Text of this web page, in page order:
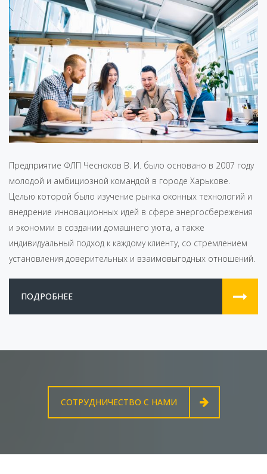
Предприятие ФЛП Чесноков В. И. было основано в 2007 году
молодой и амбициозной командой в городе Харькове.
Целью которой было изучение рынка оконных технологий и
внедрение инновационных идей в сфере энергосбережения
и экономии в создании домашнего уюта, а также
индивидуальный подход к каждому клиенту, со стремлением
установления доверительных и взаимовыгодных отношений.
ПОДРОБНЕЕ
СОТРУДНИЧЕСТВО С НАМИ